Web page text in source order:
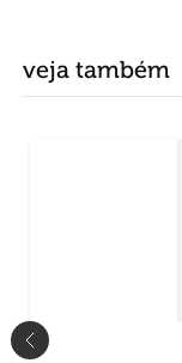
veja também